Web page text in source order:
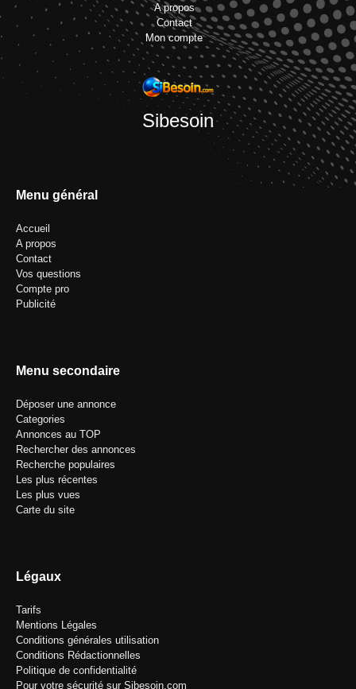
A propos
Contact
Mon compte
Sibesoin
Menu général
Accueil
A propos
Contact
Vos questions
Compte pro
Publicité
Menu secondaire
Déposer une annonce
Categories
Annonces au TOP
Rechercher des annonces
Recherche populaires
Les plus récentes
Les plus vues
Carte du site
Légaux
Tarifs
Mentions Légales
Conditions générales utilisation
Conditions Rédactionnelles
Politique de confidentialité
Pour votre sécurité sur Sibesoin.com